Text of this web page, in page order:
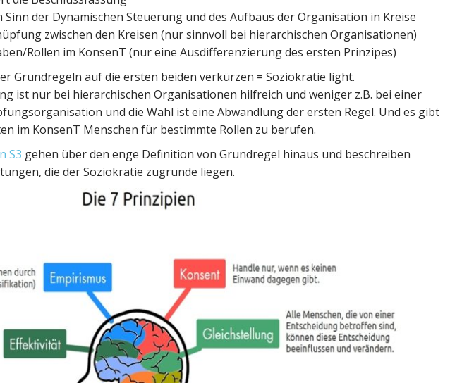
Sinn der Dynamischen Steuerung und des Aufbaus der Organisation in Kreise
zwischen den Kreisen (nur sinnvoll bei hierarchischen Organisationen)
Rollen im KonsenT (nur eine Ausdifferenzierung des ersten Prinzipes)
Grundregeln auf die ersten beiden verkürzen = Soziokratie light.
ist nur bei hierarchischen Organisationen hilfreich und weniger z.B. bei einer
und die Wahl ist eine Abwandlung der ersten Regel. Und es gibt
im KonsenT Menschen für bestimmte Rollen zu berufen.
S3 gehen über den enge Definition von Grundregel hinaus und beschreiben
die der Soziokratie zugrunde liegen.